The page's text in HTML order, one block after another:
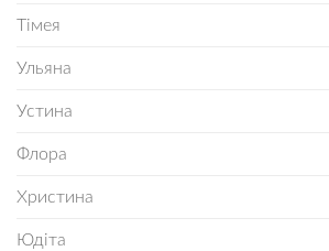
Тімея
Ульяна
Устина
Флора
Христина
Юдіта